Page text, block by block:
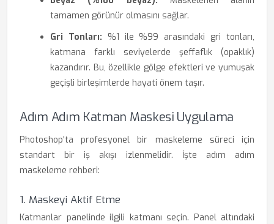
tamamen görünür olmasını sağlar.
Gri Tonları: %1 ile %99 arasındaki gri tonları,
katmana farklı seviyelerde şeffaflık (opaklık)
kazandırır. Bu, özellikle gölge efektleri ve yumuşak
geçişli birleşimlerde hayati önem taşır.
Adım Adım Katman Maskesi Uygulama
Photoshop'ta profesyonel bir maskeleme süreci için
standart bir iş akışı izlenmelidir. İşte adım adım
maskeleme rehberi:
1. Maskeyi Aktif Etme
Katmanlar panelinde ilgili katmanı seçin. Panel altındaki